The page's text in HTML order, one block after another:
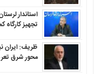
استاندار
تجهیز کارگاه
ظریف: ایران
محور شرق